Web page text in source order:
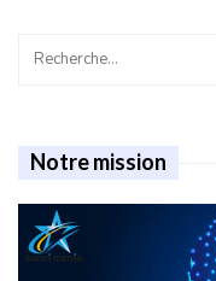
Notre mission